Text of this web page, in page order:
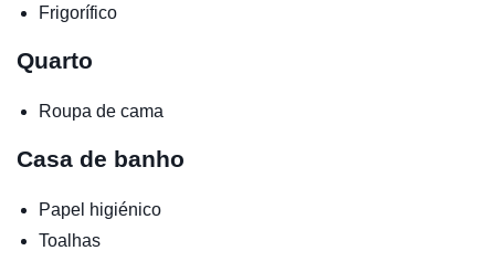
Frigorífico
Quarto
Roupa de cama
Casa de banho
Papel higiénico
Toalhas